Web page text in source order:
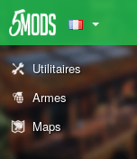
Utilitaires
Armes
Maps